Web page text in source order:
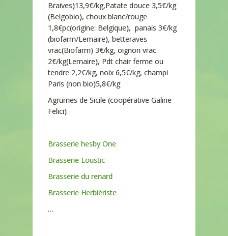
Braives)13,9€/kg,Patate douce 3,5€/kg
(Belgobio), choux blanc/rouge
1,8€pc(origine: Belgique), panais 3€/kg
(biofarm/Lemaire), betteraves
vrac(Biofarm) 3€/kg, oignon vrac
2€/kg(Lemaire), Pdt chair ferme ou
tendre 2,2€/kg, noix 6,5€/kg, champi
Paris (non bio)5,8€/kg
Agrumes de Sicile (coopérative Galine
Felici)
Brasserie hesby One
Brasserie Loustic
Brasserie du renard
Brasserie Herbièriste
…